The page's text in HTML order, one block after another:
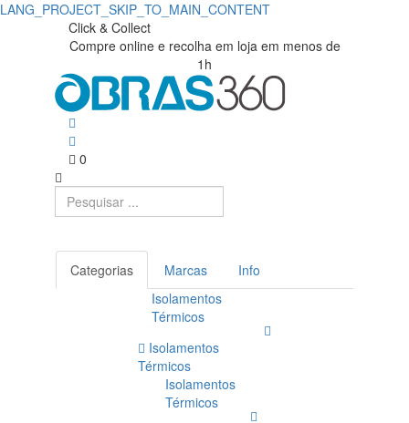
LANG_PROJECT_SKIP_TO_MAIN_CONTENT
Click & Collect
Compre online e recolha em loja em menos de
1h
0
Categorias Marcas
Info
Isolamentos
Térmicos
Isolamentos
Térmicos
Isolamentos
Térmicos